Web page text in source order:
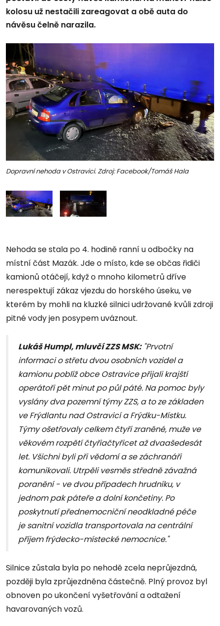
kolosu už nestačili zareagovat a obě auta do
návěsu čelně narazila.
Dopravní nehoda v Ostravici. Zdroj: Facebook/Tomáš Hala
Nehoda se stala po 4. hodině ranní u odbočky na
místní část Mazák. Jde o místo, kde se občas řidiči
kamionů otáčejí, když o mnoho kilometrů dříve
nerespektují zákaz vjezdu do horského úseku, ve
kterém by mohli na kluzké silnici udržované kvůli zdroji
pitné vody jen posypem uváznout.
Lukáš Humpl, mluvčí ZZS MSK:"Prvotní
informaci o střetu dvou osobních vozidel a
kamionu poblíž obce Ostravice přijali krajští
operátoři pět minut po půl páté. Na pomoc byly
vyslány dva pozemní týmy ZZS, a to ze základen
ve Frýdlantu nad Ostravicí a Frýdku-Místku.
Týmy ošetřovaly celkem čtyři zraněné, muže ve
věkovém rozpětí čtyřiačtyřicet až dvaašedesát
let. Všichni byli při vědomí a se záchranáři
komunikovali. Utrpěli vesměs středně závažná
poranění - ve dvou případech hrudníku, v
jednom pak páteře a dolní končetiny. Po
poskytnutí přednemocniční neodkladné péče
je sanitní vozidla transportovala na centrální
příjem frýdecko-místecké nemocnice."
Silnice zůstala byla po nehodě zcela neprůjezdná,
později byla zprůjezdněna částečně. Plný provoz byl
obnoven po ukončení vyšetřování a odtažení
havarovaných vozů.